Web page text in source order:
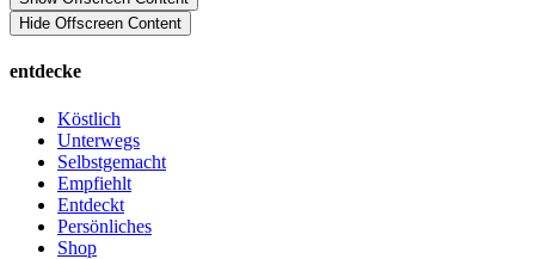
Hide Offscreen Content
entdecke
Köstlich
Unterwegs
Selbstgemacht
Empfiehlt
Entdeckt
Persönliches
Shop